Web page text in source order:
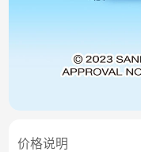
价格说明